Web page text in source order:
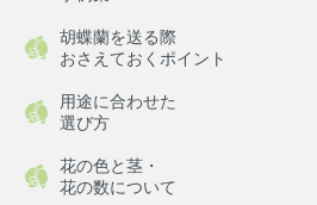
胡蝶蘭を送る際
おさえておくポイント
用途に合わせた
選び方
花の色と茎・
花の数について